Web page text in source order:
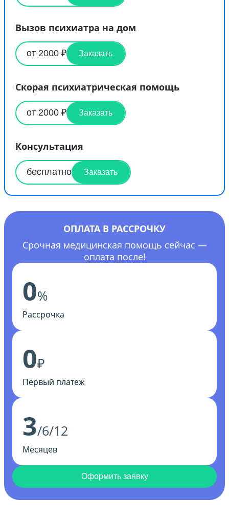
Вызов психиатра на дом
от 2000 ₽ Заказать
Скорая психиатрическая помощь
от 2000 ₽ Заказать
Консультация
бесплатно Заказать
ОПЛАТА В РАССРОЧКУ
Срочная медицинская помощь сейчас —
оплата после!
0%
Рассрочка
0₽
Первый платеж
3/6/12
Месяцев
Оформить заявку